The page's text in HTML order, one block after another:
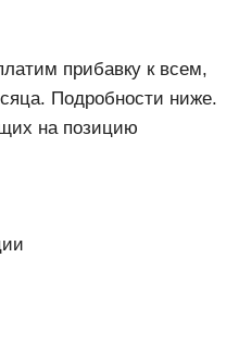
прибавку к всем,
Подробности ниже.
на позицию